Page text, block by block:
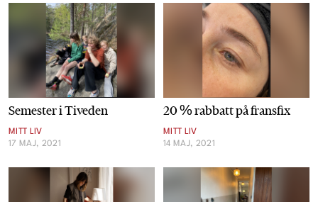
Semester i Tiveden
MITT LIV
17 MAJ, 2021
20 % rabbatt på fransfix
MITT LIV
14 MAJ, 2021